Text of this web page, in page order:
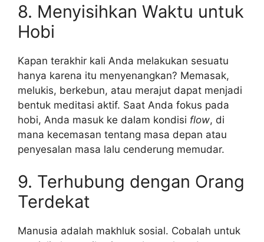
8. Menyisihkan Waktu untuk
Hobi
Kapan terakhir kali Anda melakukan sesuatu
hanya karena itu menyenangkan? Memasak,
melukis, berkebun, atau merajut dapat menjadi
bentuk meditasi aktif. Saat Anda fokus pada
hobi, Anda masuk ke dalam kondisi flow, di
mana kecemasan tentang masa depan atau
penyesalan masa lalu cenderung memudar.
9. Terhubung dengan Orang
Terdekat
Manusia adalah makhluk sosial. Cobalah untuk